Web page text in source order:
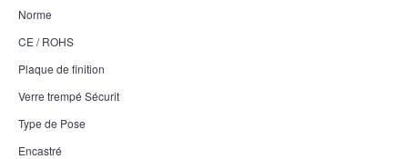
Norme
CE / ROHS
Plaque de finition
Verre trempé Sécurit
Type de Pose
Encastré